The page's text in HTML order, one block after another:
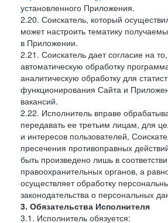
установленного Приложения.
2.20. Соискатель, который
может настроить тематику
в Приложении.
2.21. Соискатель дает согласие на
автоматическую обработку
аналитическую обработку для
функционирования Сайта и
вакансий.
2.22. Исполнитель вправе
передавать ее третьим лицам, для
и интересов пользователей,
пресечения противоправных
быть произведено лишь в
правоохранительных органов, а
осуществляет обработку
законодательства о персональных
3. Обязательства Исполнителя
3.1. Исполнитель обязуется: